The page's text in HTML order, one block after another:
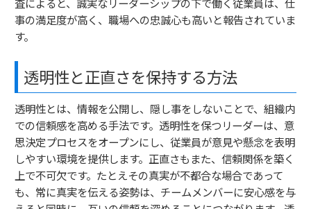
事の満足度が高く、職場への忠誠心も高いと報告されていま
す。
透明性と正直さを保持する方法
透明性とは、情報を公開し、隠し事をしないことで、組織内
での信頼感を高める手法です。透明性を保つリーダーは、意
思決定プロセスをオープンにし、従業員が意見や懸念を表明
しやすい環境を提供します。正直さもまた、信頼関係を築く
上で不可欠です。たとえその真実が不都合な場合であって
も、常に真実を伝える姿勢は、チームメンバーに安心感を与